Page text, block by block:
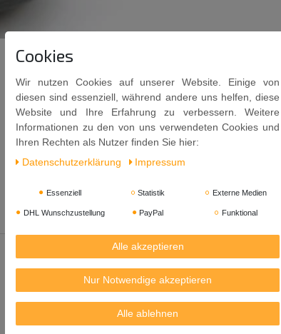
Cookies
Wir nutzen Cookies auf unserer Website. Einige von
diesen sind essenziell, während andere uns helfen, diese
Website und Ihre Erfahrung zu verbessern. Weitere
Informationen zu den von uns verwendeten Cookies und
Ihren Rechten als Nutzer finden Sie hier:
Daten­schutz­erklärung
Impressum
Essenziell Statistik Externe Medien
DHL Wunschzustellung PayPal Funktional
Alle akzeptieren
Nur Notwendige akzeptieren
Alle ablehnen